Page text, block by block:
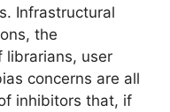
Infrastructural
the
librarians, user
concerns are all
inhibitors that, if